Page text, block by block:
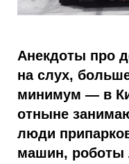
Анекдоты про
на слух,
минимум — в
отныне
люди
машин, роботы